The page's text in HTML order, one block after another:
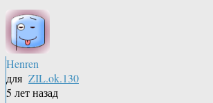
Henren
для ZIL.ok.130
5 лет назад